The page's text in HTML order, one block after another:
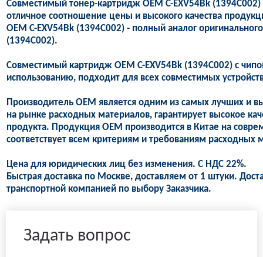
Совместимый тонер-картридж OEM C-EXV54Bk (1394C002)
отличное соотношение цены и высокого качества
OEM C-EXV54Bk (1394C002) - полный аналог
(1394C002).
Совместимый картридж OEM C-EXV54Bk (1394C002) с
использованию, подходит для всех совместимых
Производитель OEM является одним из самых лучших и
на рынке расходных материалов, гарантирует высокое
продукта. Продукция OEM производится в Китае на
соответствует всем критериям и требованиям расходных
Цена для юридических лиц без изменения. С НДС 22%.
Быстрая доставка по Москве, доставляем от 1 штуки.
транспортной компанией по выбору Заказчика.
Задать вопрос